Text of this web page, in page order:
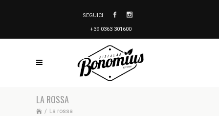
SEGUICI
+39 0363 301600
LA ROSSA
/ La rossa